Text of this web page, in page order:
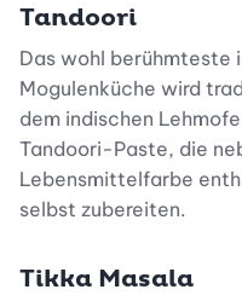
Tandoori
Das wohl berühmteste
Mogulenküche wird
dem indischen
Tandoori-Paste, die
Lebensmittelfarbe
selbst zubereiten.
Tikka Masala